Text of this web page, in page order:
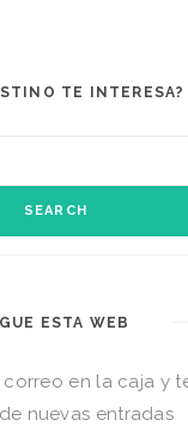
TE INTERESA?
ESTA WEB
correo en la caja y
nuevas entradas